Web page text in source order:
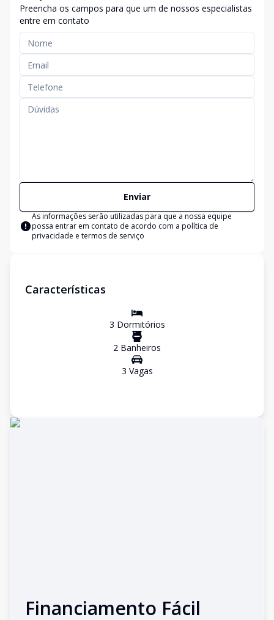
Preencha os campos para que um de nossos especialistas
entre em contato
Enviar
As informações serão utilizadas para que a nossa equipe
possa entrar em contato de acordo com a política de
privacidade e termos de serviço
Características
3 Dormitórios
2 Banheiros
3 Vagas
Financiamento Fácil